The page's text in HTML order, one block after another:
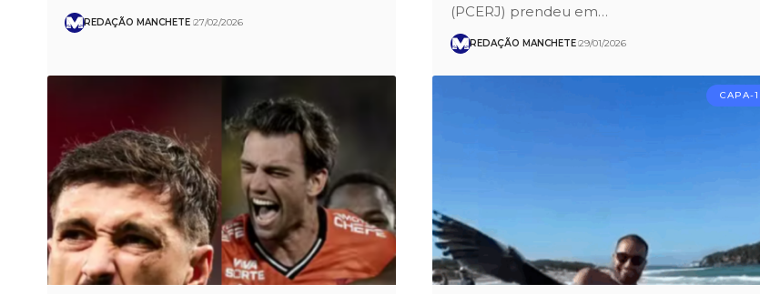
REDAÇÃO MANCHETE 27/02/2026
(PCERJ) prendeu em…
REDAÇÃO MANCHETE 29/01/2026
CAPA-1